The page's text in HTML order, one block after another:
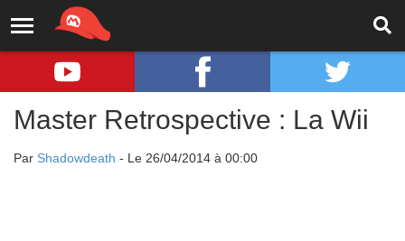
Master Retrospective : La Wii
Par Shadowdeath - Le 26/04/2014 à 00:00